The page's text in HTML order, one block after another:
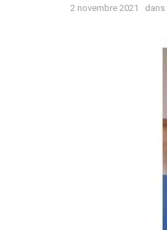
2 novembre 2021 dans